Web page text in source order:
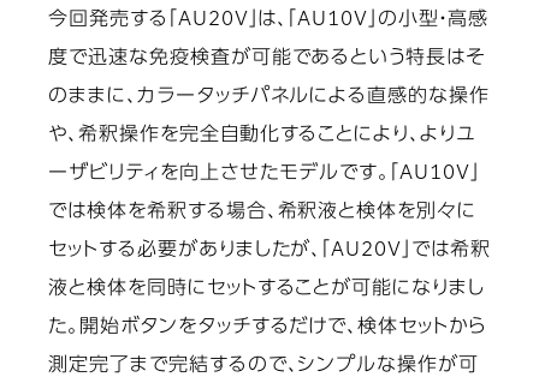
今回発売する「AU20V」は、「AU10V」の小型・高感
度で迅速な免疫検査が可能であるという特長はそ
のままに、カラータッチパネルによる直感的な操作
や、希釈操作を完全自動化することにより、よりユ
ーザビリティを向上させたモデルです。「AU10V」
では検体を希釈する場合、希釈液と検体を別々に
セットする必要がありましたが、「AU20V」では希釈
液と検体を同時にセットすることが可能になりまし
た。開始ボタンをタッチするだけで、検体セットから
測定完了まで完結するので、シンプルな操作が可